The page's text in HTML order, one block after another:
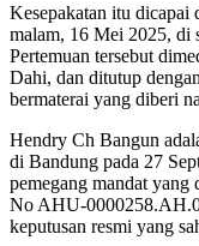
Kesepakatan itu dicapai
malam, 16 Mei 2025, di
Pertemuan tersebut
Dahi, dan ditutup
bermaterai yang diberi
Hendry Ch Bangun
di Bandung pada 27
pemegang mandat
No AHU-
keputusan resmi yang